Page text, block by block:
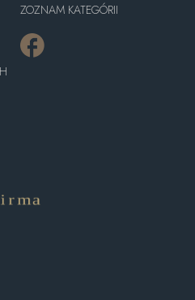
ZOZNAM KATEGÓRII